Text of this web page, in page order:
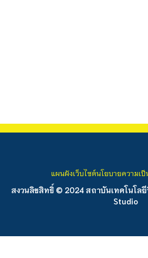
สงวนลิขสิทธิ์ © 2024 สถาบันเทคโนโลยี
Studio
แผนผังเว็บไซต์นโยบายความเ